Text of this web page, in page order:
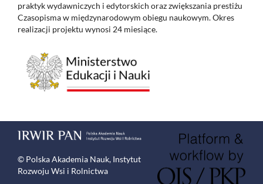
praktyk wydawniczych i edytorskich oraz zwiększania prestiżu
Czasopisma w międzynarodowym obiegu naukowym. Okres
realizacji projektu wynosi 24 miesiące.
© Polska Akademia Nauk, Instytut
Rozwoju Wsi i Rolnictwa